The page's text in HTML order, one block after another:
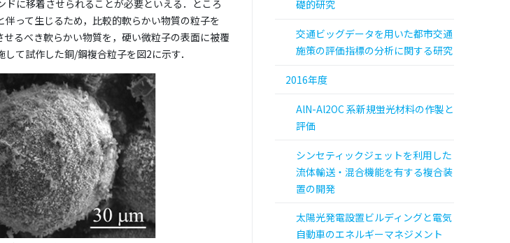
に移着させられることが必要といえる．ところ
って生じるため，比較的軟らかい物質の粒子を
るべき軟らかい物質を，硬い微粒子の表面に被覆
て試作した銅/鋼複合粒子を図2に示す．
礎的研究
交通ビッグデータを用いた都市交通
施策の評価指標の分析に関する研究
2016年度
AlN-Al2OC 系新規蛍光材料の作製と
評価
シンセティックジェットを利用した
流体輸送・混合機能を有する複合装
置の開発
太陽光発電設置ビルディングと電気
自動車のエネルギーマネジメント